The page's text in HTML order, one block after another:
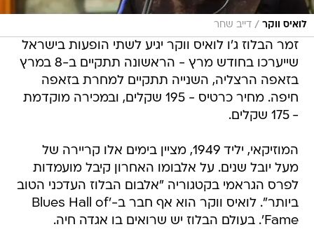
לואיס ווקר / דייב שחר
זמר הבלוז ג'ו לואיס ווקר יגיע לשתי הופעות בישראל
שייערכו בחודש מרץ - הראשונה תתקיים ב-8 במרץ
בזאפה הרצליה, השנייה תתקיים למחרת בזאפה
חיפה. מחיר כרטיס - 195 שקלים, ובמכירה מוקדמת
- 175 שקלים.
המוזיקאי, יליד 1949, מציין בימים אלו קריירה של
מעל יובל שנים. על אלבומו האחרון קיבל מועמדות
לפרס הגראמי בקטגוריה "אלבום הבלוז העדכני הטוב
ביותר". לואיס ווקר הוא אף חבר ב-'Blues Hall of
Fame'. בעולם הבלוז יש שרואים בו אגדה חיה.